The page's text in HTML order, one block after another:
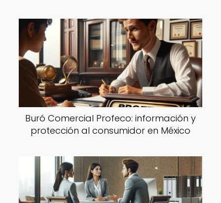
Buró Comercial Profeco: información y
protección al consumidor en México